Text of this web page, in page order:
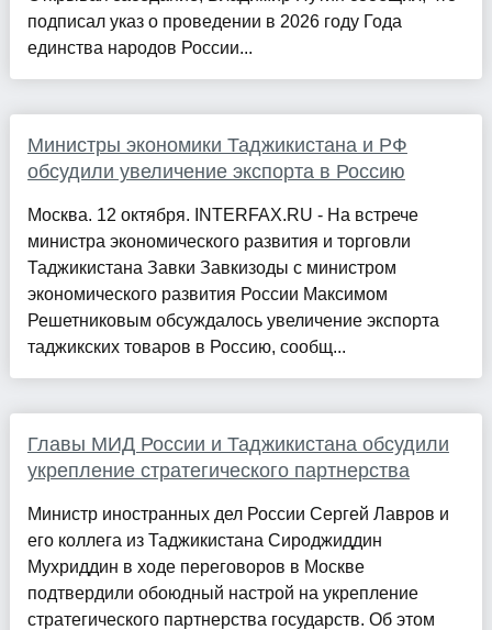
подписал указ о проведении в 2026 году Года
единства народов России...
Министры экономики Таджикистана и РФ
обсудили увеличение экспорта в Россию
Москва. 12 октября. INTERFAX.RU - На встрече
министра экономического развития и торговли
Таджикистана Завки Завкизоды с министром
экономического развития России Максимом
Решетниковым обсуждалось увеличение экспорта
таджикских товаров в Россию, сообщ...
Главы МИД России и Таджикистана обсудили
укрепление стратегического партнерства
Министр иностранных дел России Сергей Лавров и
его коллега из Таджикистана Сироджиддин
Мухриддин в ходе переговоров в Москве
подтвердили обоюдный настрой на укрепление
стратегического партнерства государств. Об этом